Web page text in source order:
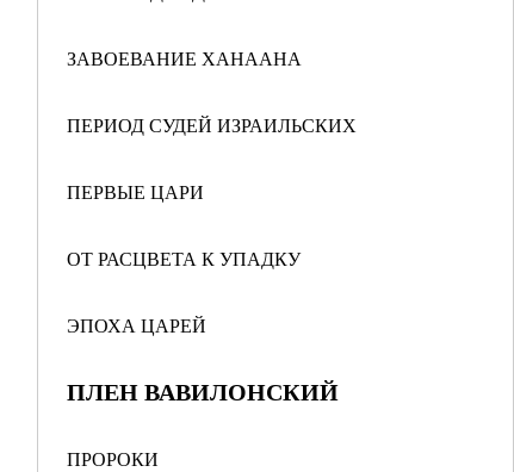
ЗАВОЕВАНИЕ ХАНААНА
ПЕРИОД СУДЕЙ ИЗРАИЛЬСКИХ
ПЕРВЫЕ ЦАРИ
ОТ РАСЦВЕТА К УПАДКУ
ЭПОХА ЦАРЕЙ
ПЛЕН ВАВИЛОНСКИЙ
ПРОРОКИ